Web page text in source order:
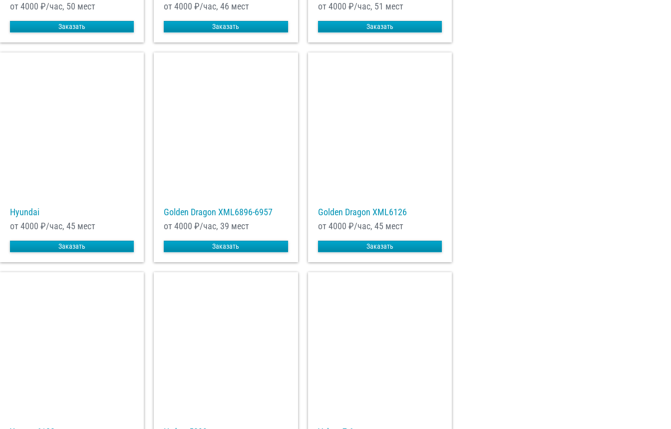
от 4000 ₽/час, 50 мест
Заказать
от 4000 ₽/час, 46 мест
Заказать
от 4000 ₽/час, 51 мест
Заказать
Hyundai
от 4000 ₽/час, 45 мест
Заказать
Golden Dragon XML6896-6957
от 4000 ₽/час, 39 мест
Заказать
Golden Dragon XML6126
от 4000 ₽/час, 45 мест
Заказать